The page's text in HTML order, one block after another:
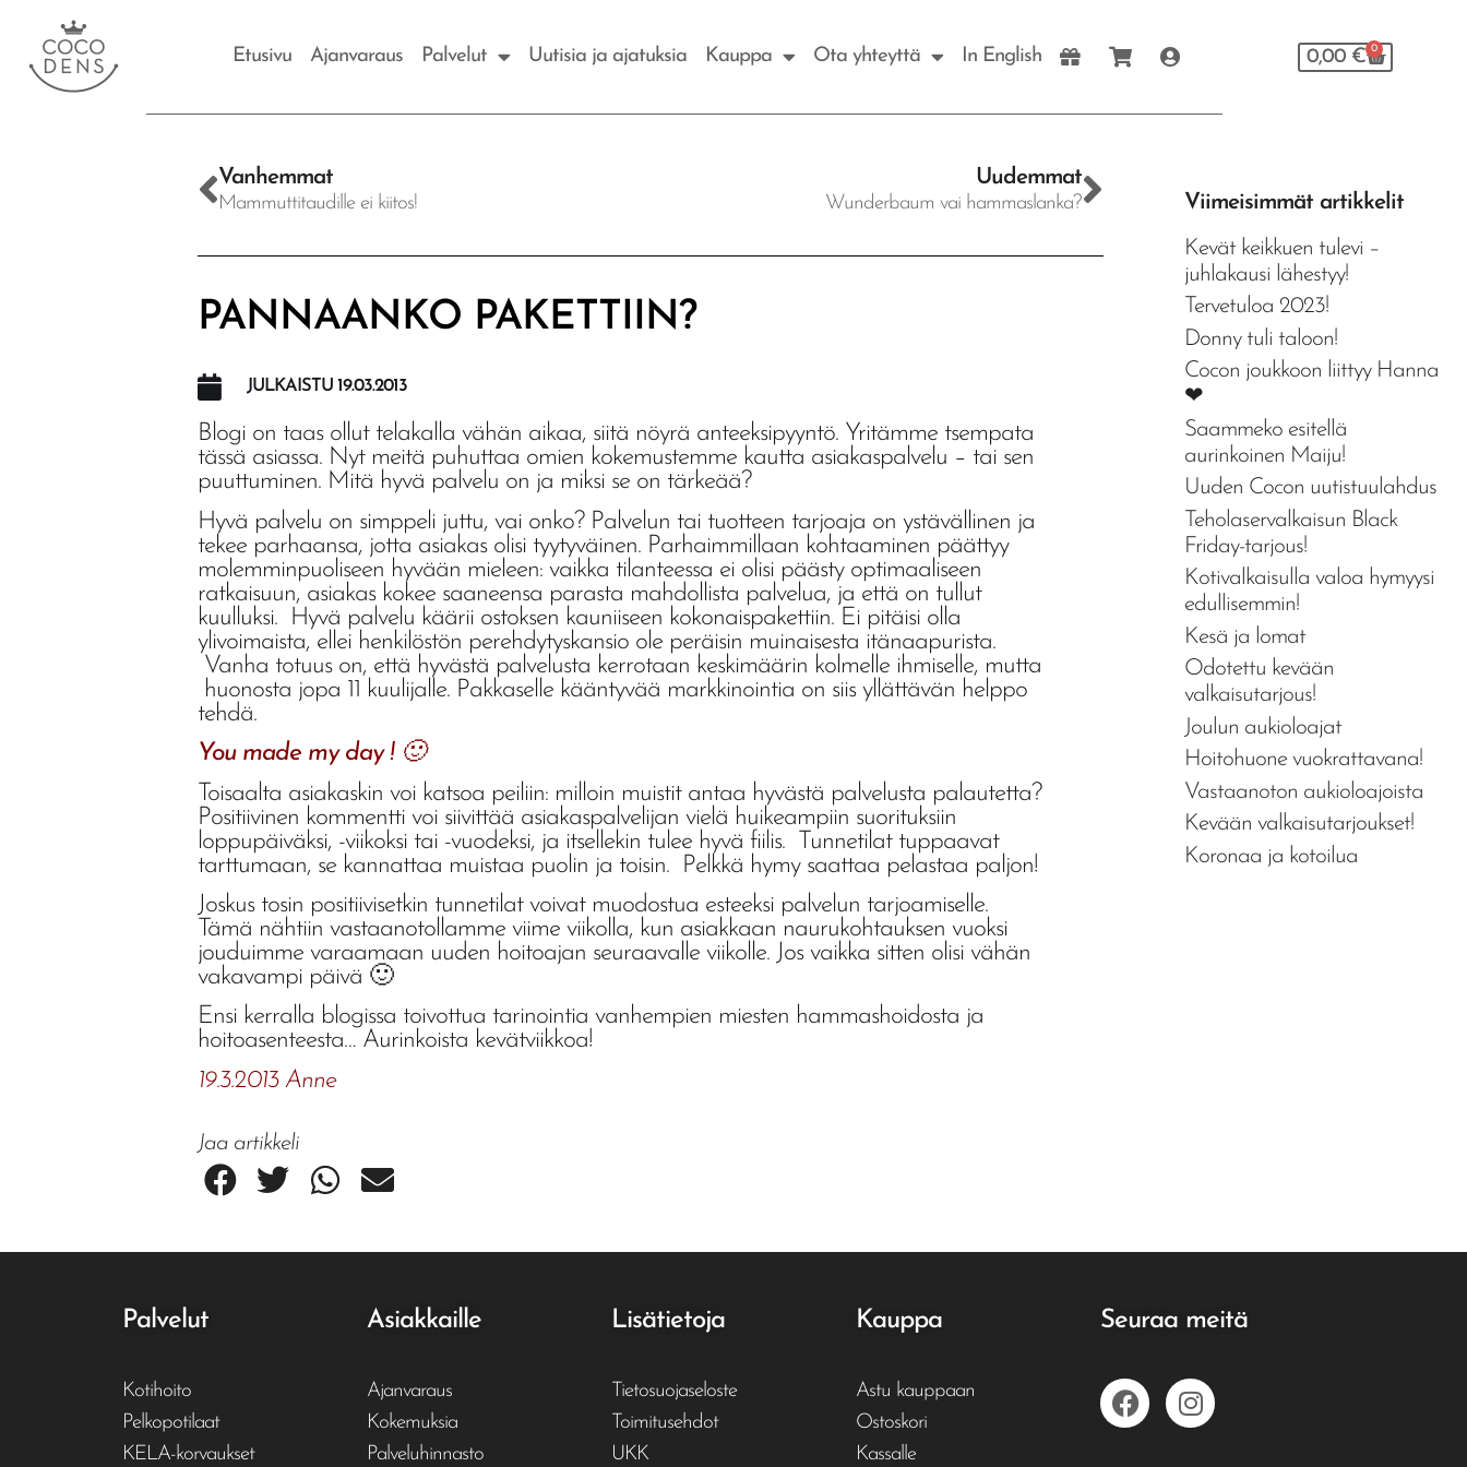
Etusivu Ajanvaraus Palvelut Uutisia ja ajatuksia Kauppa Ota yhteyttä In English 0,00 € 0
Vanhemmat
Mammuttitaudille ei kiitos!
Uudemmat
Wunderbaum vai hammaslanka?
PANNAANKO PAKETTIIN?
JULKAISTU 19.03.2013
Blogi on taas ollut telakalla vähän aikaa, siitä nöyrä anteeksipyyntö. Yritämme tsempata
tässä asiassa. Nyt meitä puhuttaa omien kokemustemme kautta asiakaspalvelu – tai sen
puuttuminen. Mitä hyvä palvelu on ja miksi se on tärkeää?
Hyvä palvelu on simppeli juttu, vai onko? Palvelun tai tuotteen tarjoaja on ystävällinen ja
tekee parhaansa, jotta asiakas olisi tyytyväinen. Parhaimmillaan kohtaaminen päättyy
molemminpuoliseen hyvään mieleen: vaikka tilanteessa ei olisi päästy optimaaliseen
ratkaisuun, asiakas kokee saaneensa parasta mahdollista palvelua, ja että on tullut
kuulluksi. Hyvä palvelu käärii ostoksen kauniiseen kokonaispakettiin. Ei pitäisi olla
ylivoimaista, ellei henkilöstön perehdytyskansio ole peräisin muinaisesta itänaapurista.
Vanha totuus on, että hyvästä palvelusta kerrotaan keskimäärin kolmelle ihmiselle, mutta
huonosta jopa 11 kuulijalle. Pakkaselle kääntyvää markkinointia on siis yllättävän helppo
tehdä.
You made my day ! 🙂
Toisaalta asiakaskin voi katsoa peiliin: milloin muistit antaa hyvästä palvelusta palautetta?
Positiivinen kommentti voi siivittää asiakaspalvelijan vielä huikeampiin suorituksiin
loppupäiväksi, -viikoksi tai -vuodeksi, ja itsellekin tulee hyvä fiilis. Tunnetilat tuppaavat
tarttumaan, se kannattaa muistaa puolin ja toisin. Pelkkä hymy saattaa pelastaa paljon!
Joskus tosin positiivisetkin tunnetilat voivat muodostua esteeksi palvelun tarjoamiselle.
Tämä nähtiin vastaanotollamme viime viikolla, kun asiakkaan naurukohtauksen vuoksi
jouduimme varaamaan uuden hoitoajan seuraavalle viikolle. Jos vaikka sitten olisi vähän
vakavampi päivä 🙂
Ensi kerralla blogissa toivottua tarinointia vanhempien miesten hammashoidosta ja
hoitoasenteesta… Aurinkoista kevätviikkoa!
19.3.2013 Anne
Jaa artikkeli
Viimeisimmät artikkelit
Kevät keikkuen tulevi –
juhlakausi lähestyy!
Tervetuloa 2023!
Donny tuli taloon!
Cocon joukkoon liittyy Hanna
❤
Saammeko esitellä
aurinkoinen Maiju!
Uuden Cocon uutistuulahdus
Teholaservalkaisun Black
Friday-tarjous!
Kotivalkaisulla valoa hymyysi
edullisemmin!
Kesä ja lomat
Odotettu kevään
valkaisutarjous!
Joulun aukioloajat
Hoitohuone vuokrattavana!
Vastaanoton aukioloajoista
Kevään valkaisutarjoukset!
Koronaa ja kotoilua
Palvelut
Kotihoito
Pelkopotilaat
KELA-korvaukset
Asiakkaille
Ajanvaraus
Kokemuksia
Palveluhinnasto
Lisätietoja
Tietosuojaseloste
Toimitusehdot
UKK
Kauppa
Astu kauppaan
Ostoskori
Kassalle
Seuraa meitä